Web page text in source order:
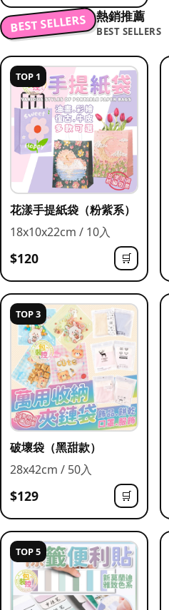
BEST SELLERS 熱銷推薦
BEST SELLERS
TOP 1
花漾手提紙袋（粉紫系）
18x10x22cm / 10入
$120 🛒
TOP 3
破壞袋（黑甜款）
28x42cm / 50入
$129 🛒
TOP 5